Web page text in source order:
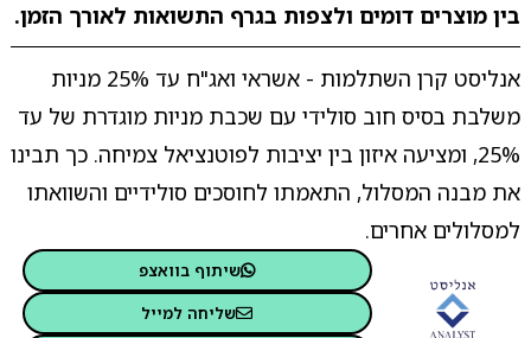
בין מוצרים דומים ולצפות בגרף התשואות לאורך הזמן.
אנליסט קרן השתלמות - אשראי ואג"ח עד 25% מניות
משלבת בסיס חוב סולידי עם שכבת מניות מוגדרת של עד
25%, ומציעה איזון בין יציבות לפוטנציאל צמיחה. כך תבינו
את מבנה המסלול, התאמתו לחוסכים סולידיים והשוואתו
למסלולים אחרים.
שיתוף בוואצפ
שליחה למייל